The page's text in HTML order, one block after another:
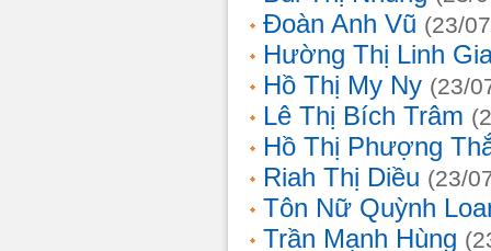
Đoàn Anh Vũ (23/
Hường Thị Linh
Hồ Thị My Ny (23/
Lê Thị Bích Trâm
Hồ Thị Phượng
Riah Thị Diều (23/
Tôn Nữ Quỳnh
Trần Mạnh Hùng